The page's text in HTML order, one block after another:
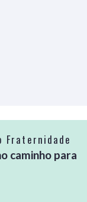
Fraternidade
caminho para